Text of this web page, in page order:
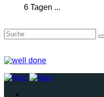
6 Tagen ...